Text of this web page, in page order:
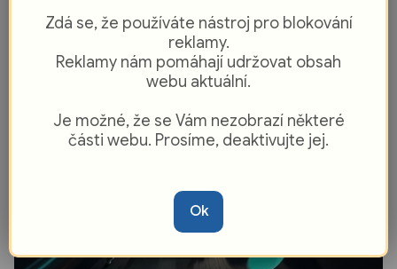
simulátory
Zdá se, že používáte nástroj pro blokování
reklamy.
Reklamy nám pomáhají udržovat obsah
webu aktuální.
Je možné, že se Vám nezobrazí některé
části webu. Prosíme, deaktivujte jej.
Ok